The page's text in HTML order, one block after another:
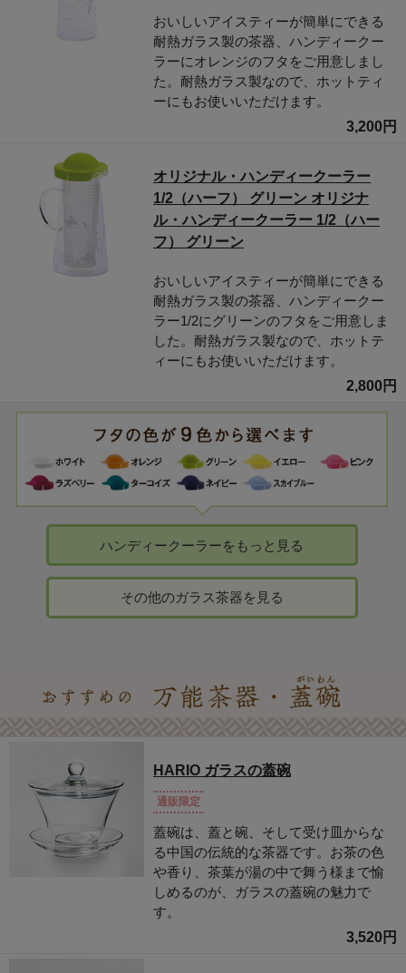
おいしいアイスティーが簡単にできる
耐熱ガラス製の茶器、ハンディークー
ラーにオレンジのフタをご用意しまし
た。耐熱ガラス製なので、ホットティ
ーにもお使いいただけます。
3,200円
オリジナル・ハンディークーラー
1/2（ハーフ） グリーン オリジナ
ル・ハンディークーラー 1/2（ハー
フ） グリーン
おいしいアイスティーが簡単にできる
耐熱ガラス製の茶器、ハンディークー
ラー1/2にグリーンのフタをご用意しま
した。耐熱ガラス製なので、ホットテ
ィーにもお使いいただけます。
2,800円
ハンディークーラーをもっと見る
その他のガラス茶器を見る
HARIO ガラスの蓋碗
通販限定
蓋碗は、蓋と碗、そして受け皿からな
る中国の伝統的な茶器です。お茶の色
や香り、茶葉が湯の中で舞う様まで愉
しめるのが、ガラスの蓋碗の魅力で
す。
3,520円